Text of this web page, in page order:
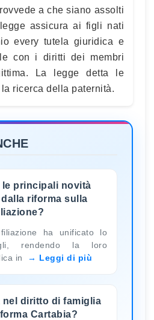
a che siano assolti
assicura ai figli nati
every tutela giuridica e
con i diritti dei membri
La legge detta le
ricerca della paternità.
le principali novità
riforma sulla
ha unificato lo
rendendo la loro
in
Leggi di più
nel diritto di famiglia
Cartabia?